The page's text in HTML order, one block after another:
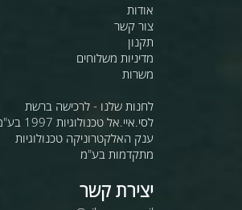
אודות
צור קשר
תקנון
מדיניות משלוחים
משרות
לחנות שלנו - לרכישה ברשת
לסי.איי.אל טכנולוגיות 1997 בע"מ
ענק האלקטרוניקה טכנולוגיות
מתקדמות בע"מ
יצירת קשר